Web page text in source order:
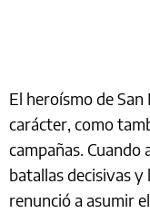
El heroísmo de
carácter, como
campañas. Cuando
batallas decisivas
renunció a asumir